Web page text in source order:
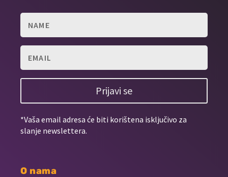
Prijavi se
*Vaša email adresa će biti korištena isključivo za
slanje newslettera.
O nama